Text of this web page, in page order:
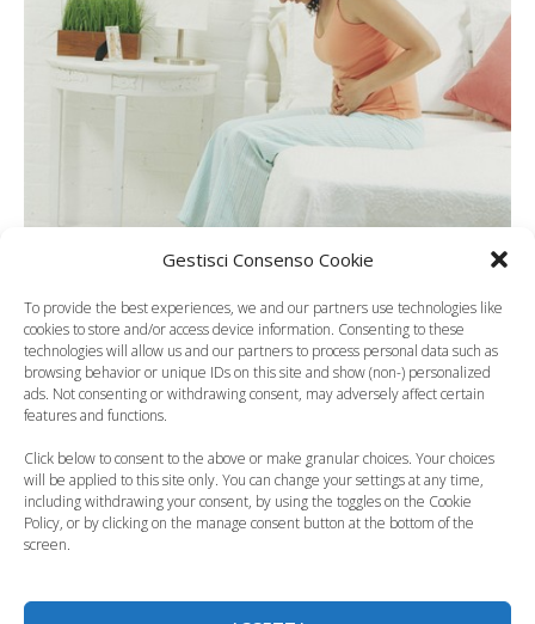
Gestisci Consenso Cookie
To provide the best experiences, we and our partners use technologies like
cookies to store and/or access device information. Consenting to these
technologies will allow us and our partners to process personal data such as
browsing behavior or unique IDs on this site and show (non-) personalized
ads. Not consenting or withdrawing consent, may adversely affect certain
features and functions.
Click below to consent to the above or make granular choices. Your choices
will be applied to this site only. You can change your settings at any time,
including withdrawing your consent, by using the toggles on the Cookie
Policy, or by clicking on the manage consent button at the bottom of the
screen.
Endometriosi, sintomi e
cure